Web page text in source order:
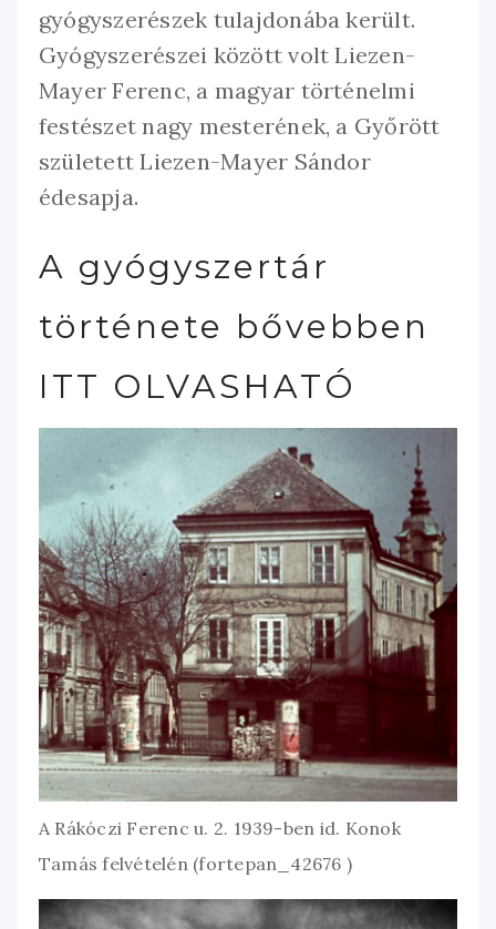
gyógyszerészek tulajdonába került.
Gyógyszerészei között volt Liezen-
Mayer Ferenc, a magyar történelmi
festészet nagy mesterének, a Győrött
született Liezen-Mayer Sándor
édesapja.
A gyógyszertár
története bővebben
ITT OLVASHATÓ
A Rákóczi Ferenc u. 2. 1939-ben id. Konok
Tamás felvételén (fortepan_42676 )